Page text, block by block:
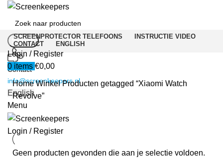
Search
Contact
info@screenkeepers.nl
English
Menu
Login / Register
SCREENPROTECTOR TELEFOONS
INSTRUCTIE VIDEO
CONTACT
ENGLISH
Login / Register
0 items €0,00
HomeWinkelProducten getagged “Xiaomi Watch
Revolve”
Geen producten gevonden die aan je selectie voldoen.